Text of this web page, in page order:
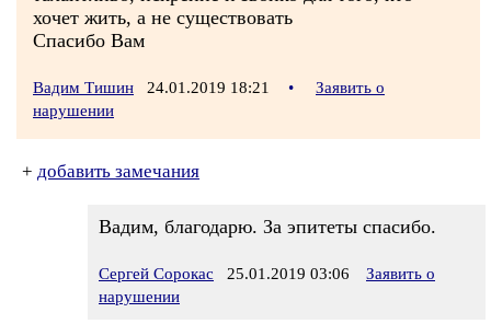
хочет жить, а не существовать
Спасибо Вам
Вадим Тишин 24.01.2019 18:21 •
Заявить о
нарушении
+ добавить замечания
Вадим, благодарю. За эпитеты спасибо.
Сергей Сорокас 25.01.2019 03:06
Заявить о
нарушении